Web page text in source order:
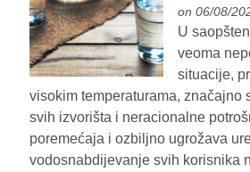
on 06/08/
U
veoma
situacije,
visokim temperaturama, značajno
svih izvorišta i neracionalne
poremećaja i ozbiljno ugrožava
vodosnabdijevanje svih korisnika